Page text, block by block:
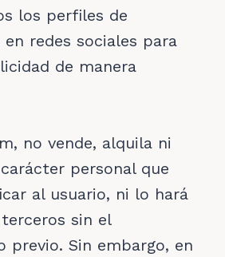
los perfiles de
en redes sociales para
de manera
no vende, alquila ni
personal que
al usuario, ni lo hará
sin el
previo. Sin embargo, en